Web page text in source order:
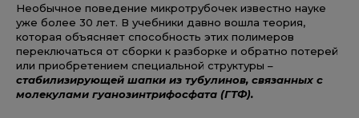
Необычное поведение микротрубочек известно науке
уже более 30 лет. В учебники давно вошла теория,
которая объясняет способность этих полимеров
переключаться от сборки к разборке и обратно потерей
или приобретением специальной структуры –
стабилизирующей шапки из тубулинов, связанных с
молекулами гуанозинтрифосфата (ГТФ).